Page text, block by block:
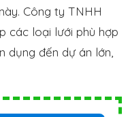
Công ty TNHH
các loại lưới phù hợp
dụng đến dự án lớn,